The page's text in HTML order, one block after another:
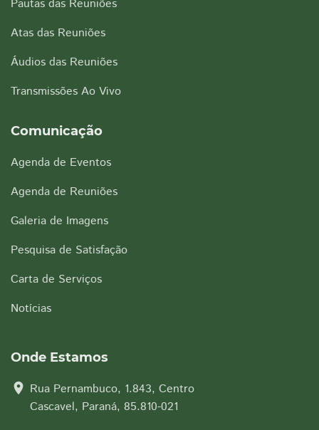
Pautas das Reuniões
Atas das Reuniões
Áudios das Reuniões
Transmissões Ao Vivo
Comunicação
Agenda de Eventos
Agenda de Reuniões
Galeria de Imagens
Pesquisa de Satisfação
Carta de Serviços
Notícias
Onde Estamos
location_on Rua Pernambuco, 1.843, Centro
Cascavel, Paraná, 85.810-021